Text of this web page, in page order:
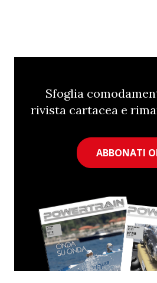
Sfoglia
rivista cartacea e
ABBONATI